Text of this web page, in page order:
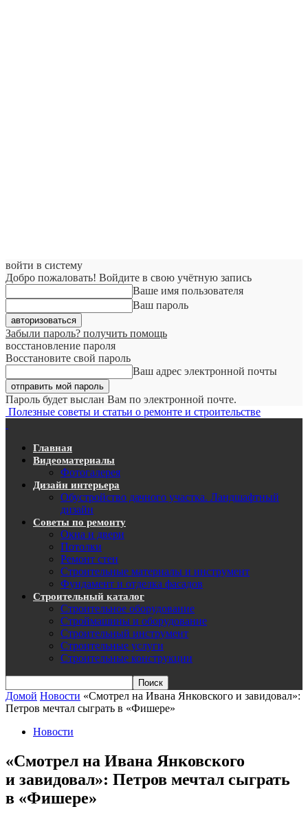
войти в систему
Добро пожаловать! Войдите в свою учётную запись
Ваше имя пользователя
Ваш пароль
Забыли пароль? получить помощь
восстановление пароля
Восстановите свой пароль
Ваш адрес электронной почты
Пароль будет выслан Вам по электронной почте.
Полезные советы и статьи о ремонте и строительстве
Главная
Видеоматериалы
Фотогалерея
Дизайн интерьера
Обустройство дачного участка. Ландшафтный
дизайн
Советы по ремонту
Окна и двери
Потолки
Ремонт стен
Строительные материалы и инструмент
Фундамент и отделка фасадов
Строительный каталог
Строительное оборудование
Строймашины и оборудование
Строительный инструмент
Строительные услуги
Строительные конструкции
Домой Новости «Смотрел на Ивана Янковского и завидовал»:
Петров мечтал сыграть в «Фишере»
Новости
«Смотрел на Ивана Янковского
и завидовал»: Петров мечтал сыграть
в «Фишере»